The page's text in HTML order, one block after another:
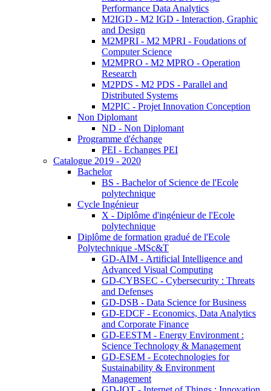
Performance Data Analytics
M2IGD - M2 IGD - Interaction, Graphic
and Design
M2MPRI - M2 MPRI - Foudations of
Computer Science
M2MPRO - M2 MPRO - Operation
Research
M2PDS - M2 PDS - Parallel and
Distributed Systems
M2PIC - Projet Innovation Conception
Non Diplomant
ND - Non Diplomant
Programme d'échange
PEI - Echanges PEI
Catalogue 2019 - 2020
Bachelor
BS - Bachelor of Science de l'Ecole
polytechnique
Cycle Ingénieur
X - Diplôme d'ingénieur de l'Ecole
polytechnique
Diplôme de formation gradué de l'Ecole
Polytechnique -MSc&T
GD-AIM - Artificial Intelligence and
Advanced Visual Computing
GD-CYBSEC - Cybersecurity : Threats
and Defenses
GD-DSB - Data Science for Business
GD-EDCF - Economics, Data Analytics
and Corporate Finance
GD-EESTM - Energy Environment :
Science Technology & Management
GD-ESEM - Ecotechnologies for
Sustainability & Environment
Management